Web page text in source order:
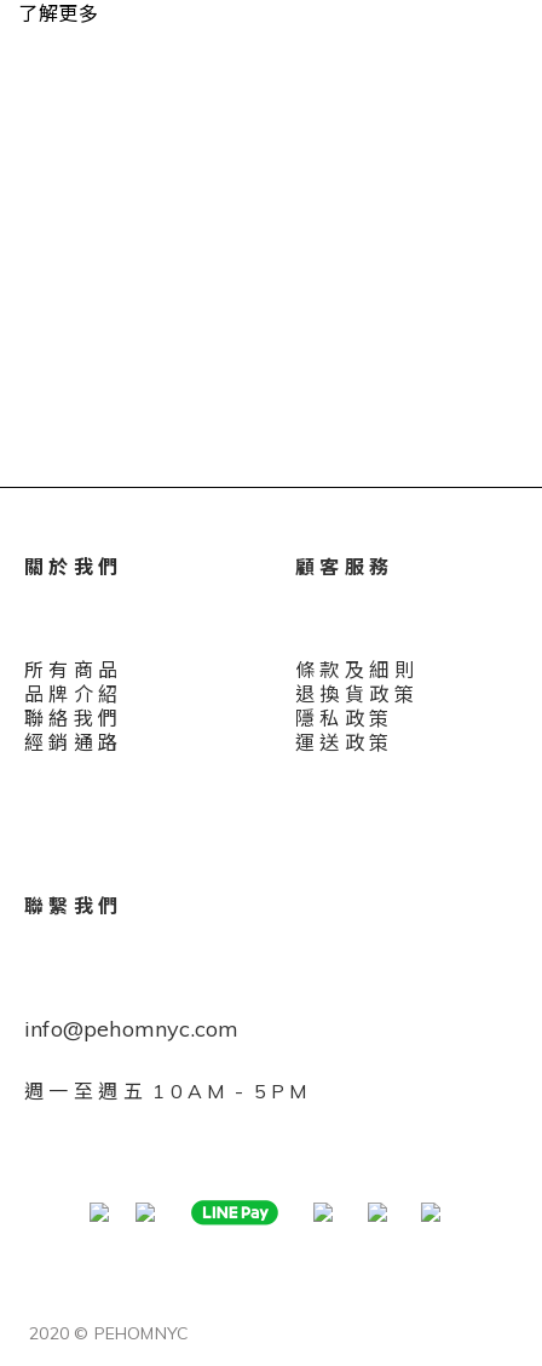
了解更多
關 於 我 們
所 有 商 品
品 牌 介 紹
聯 絡 我 們
經 銷 通 路
顧 客 服 務
條 款 及 細 則
退 換 貨 政 策
隱 私 政 策
運 送 政 策
聯 繫 我 們
info@pehomnyc.com
週 一 至 週 五 1 0 A M - 5 P M
2020 © PEHOMNYC